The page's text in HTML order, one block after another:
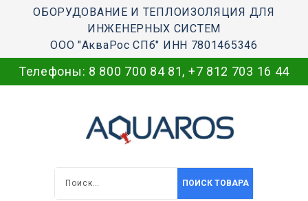
ОБОРУДОВАНИЕ И ТЕПЛОИЗОЛЯЦИЯ ДЛЯ
ИНЖЕНЕРНЫХ СИСТЕМ
ООО "АкваРос СПб" ИНН 7801465346
Телефоны: 8 800 700 84 81, +7 812 703 16 44
ПОИСК ТОВАРА